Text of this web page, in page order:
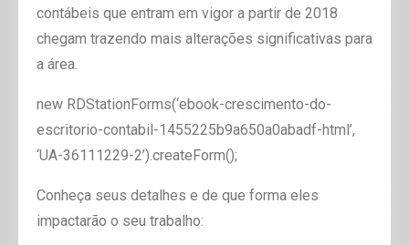
contábeis que entram em vigor a partir de 2018
chegam trazendo mais alterações significativas para
a área.
new RDStationForms(‘ebook-crescimento-do-
escritorio-contabil-1455225b9a650a0abadf-html’,
‘UA-36111229-2’).createForm();
Conheça seus detalhes e de que forma eles
impactarão o seu trabalho: